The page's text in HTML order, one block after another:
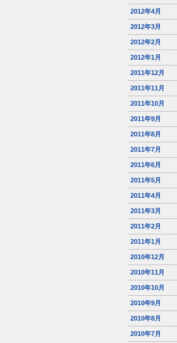
2012年4月
2012年3月
2012年2月
2012年1月
2011年12月
2011年11月
2011年10月
2011年9月
2011年8月
2011年7月
2011年6月
2011年5月
2011年4月
2011年3月
2011年2月
2011年1月
2010年12月
2010年11月
2010年10月
2010年9月
2010年8月
2010年7月